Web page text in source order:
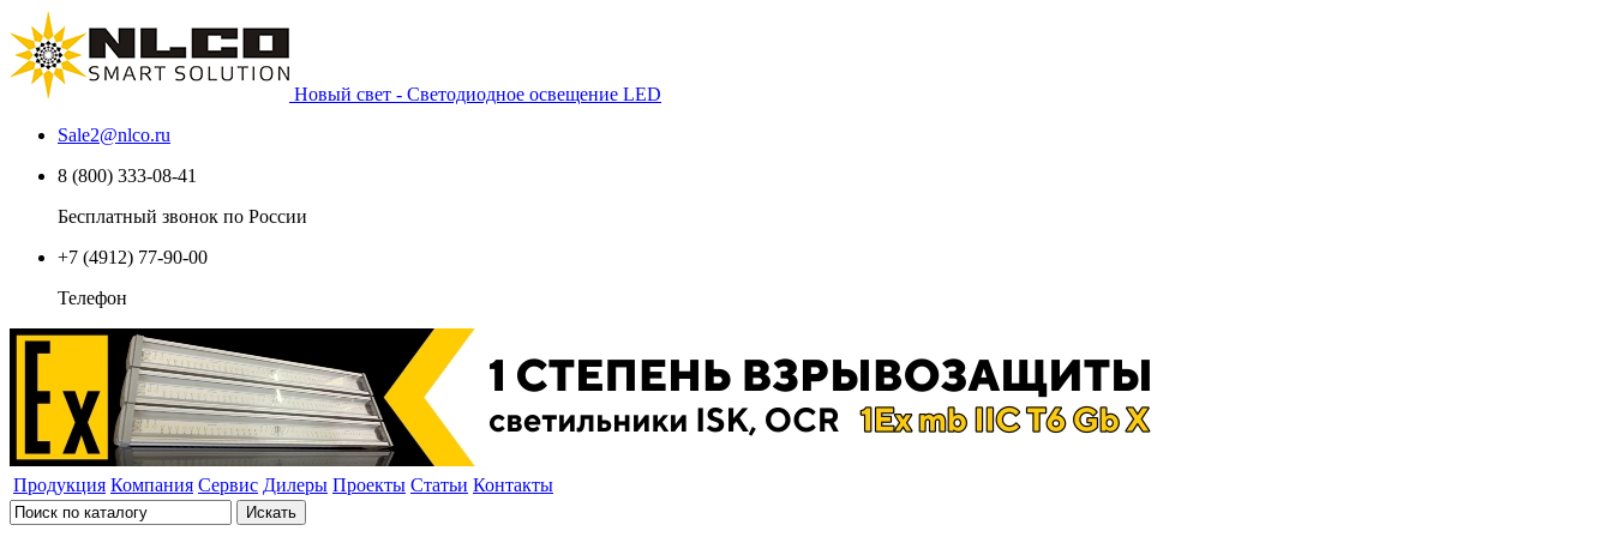
Новый свет - Светодиодное освещение LED
Sale2@nlco.ru
8 (800) 333-08-41
Бесплатный звонок по России
+7 (4912) 77-90-00
Телефон
Продукция Компания Сервис Дилеры Проекты Статьи Контакты